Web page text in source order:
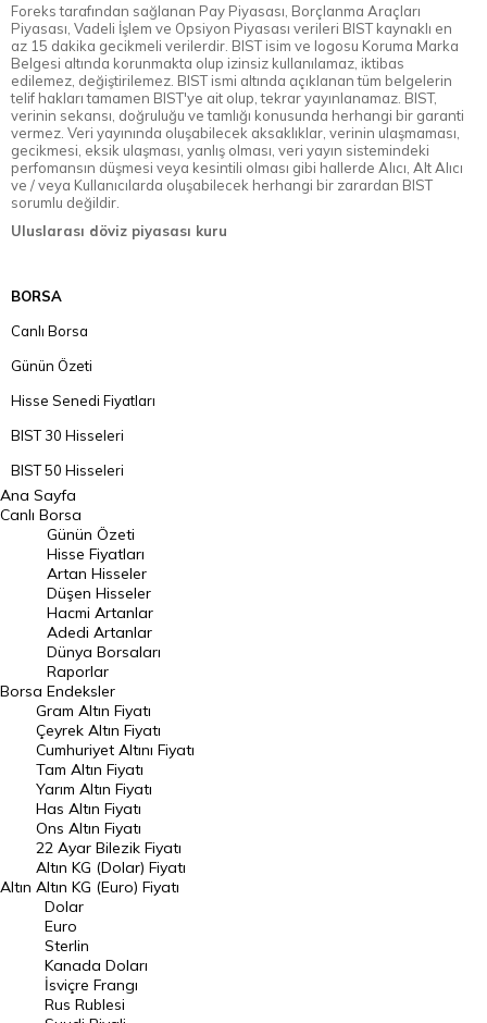
Foreks tarafından sağlanan Pay Piyasası, Borçlanma Araçları
Piyasası, Vadeli İşlem ve Opsiyon Piyasası verileri BIST kaynaklı en
az 15 dakika gecikmeli verilerdir. BIST isim ve logosu Koruma Marka
Belgesi altında korunmakta olup izinsiz kullanılamaz, iktibas
edilemez, değiştirilemez. BIST ismi altında açıklanan tüm belgelerin
telif hakları tamamen BIST'ye ait olup, tekrar yayınlanamaz. BIST,
verinin sekansı, doğruluğu ve tamlığı konusunda herhangi bir garanti
vermez. Veri yayınında oluşabilecek aksaklıklar, verinin ulaşmaması,
gecikmesi, eksik ulaşması, yanlış olması, veri yayın sistemindeki
perfomansın düşmesi veya kesintili olması gibi hallerde Alıcı, Alt Alıcı
ve / veya Kullanıcılarda oluşabilecek herhangi bir zarardan BIST
sorumlu değildir.
Uluslarası döviz piyasası kuru
BORSA
Canlı Borsa
Günün Özeti
Hisse Senedi Fiyatları
BIST 30 Hisseleri
BIST 50 Hisseleri
BIST 100 Hisseleri
En Çok Artan Hisseler
En Çok Düşen Hisseler
Hacmi Artanlar
Geçmiş Kapanışlar
Dünya Borsaları
Raporlar
Endeksler
DÖVİZ
Döviz Kuru
Dolar Kuru
Euro Kuru
Pound Kuru
Frank Kuru
Riyal Kuru
Ana Sayfa
Canlı Borsa
Borsa
Günün Özeti
Hisse Fiyatları
Artan Hisseler
Düşen Hisseler
Hacmi Artanlar
Adedi Artanlar
Dünya Borsaları
Raporlar
Endeksler
Altın
Gram Altın Fiyatı
Çeyrek Altın Fiyatı
Cumhuriyet Altını Fiyatı
Tam Altın Fiyatı
Yarım Altın Fiyatı
Has Altın Fiyatı
Ons Altın Fiyatı
22 Ayar Bilezik Fiyatı
Altın KG (Dolar) Fiyatı
Altın KG (Euro) Fiyatı
Dolar
Euro
Sterlin
Kanada Doları
İsviçre Frangı
Rus Rublesi